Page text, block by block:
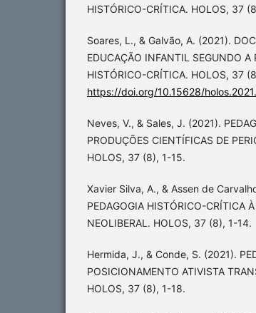
HISTÓRICO-CRÍTICA. HOLOS, 37
Soares, L., & Galvão, A. (2021).
EDUCAÇÃO INFANTIL SEGUNDO A
HISTÓRICO-CRÍTICA. HOLOS, 37
https://doi.org/10.15628/
Neves, V., & Sales, J. (2021).
PRODUÇÕES CIENTÍFICAS DE
HOLOS, 37 (8), 1-15.
Xavier Silva, A., & Assen de
PEDAGOGIA HISTÓRICO-CRÍTICA
NEOLIBERAL. HOLOS, 37 (8), 1-14.
Hermida, J., & Conde, S. (2021).
POSICIONAMENTO ATIVISTA
HOLOS, 37 (8), 1-18.